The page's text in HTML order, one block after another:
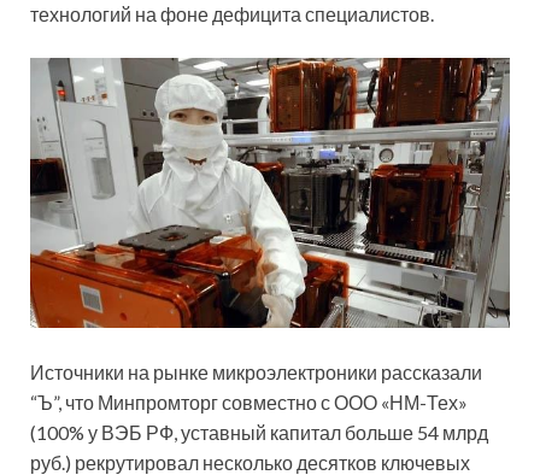
технологий на фоне дефицита специалистов.
Источники на рынке микроэлектроники рассказали
“Ъ”, что Минпромторг совместно с ООО «НМ-Тех»
(100% у ВЭБ РФ, уставный капитал больше 54 млрд
руб.) рекрутировал несколько десятков ключевых